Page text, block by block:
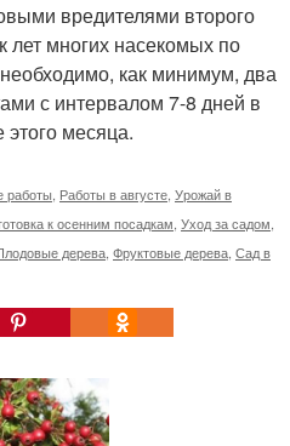
вредителями второго
лет многих насекомых по
как минимум, два
с интервалом 7-8 дней в
месяца.
работы Работы в августе Урожай в
к осенним посадкам Уход за садом
дерева Фруктовые дерева Сад в